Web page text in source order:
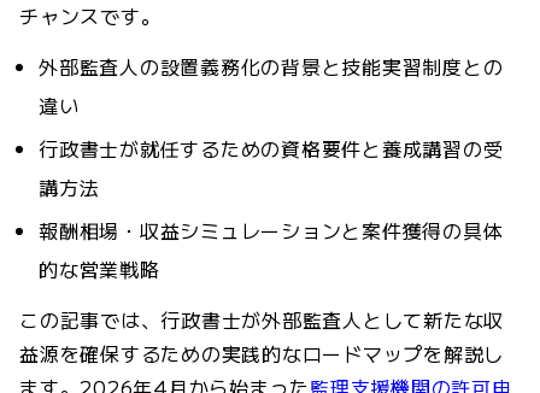
チャンスです。
外部監査人の設置義務化の背景と技能実習制度との
違い
行政書士が就任するための資格要件と養成講習の受
講方法
報酬相場・収益シミュレーションと案件獲得の具体
的な営業戦略
この記事では、行政書士が外部監査人として新たな収
益源を確保するための実践的なロードマップを解説し